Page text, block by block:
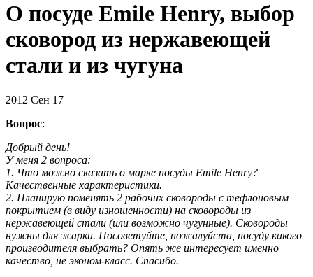
О посуде Emile Henry, выбор
сковород из нержавеющей
стали и из чугуна
2012 Сен 17
Вопрос:
Добрый день!
У меня 2 вопроса:
1. Что можно сказать о марке посуды Emile Henry?
Качественные характеристики.
2. Планирую поменять 2 рабочих сковороды с тефлоновым
покрытием (в виду изношенности) на сковороды из
нержавеющей стали (или возможно чугунные). Сковороды
нужны для жарки. Посоветуйте, пожалуйста, посуду какого
производителя выбрать? Опять же интересует именно
качество, не эконом-класс. Спасибо.